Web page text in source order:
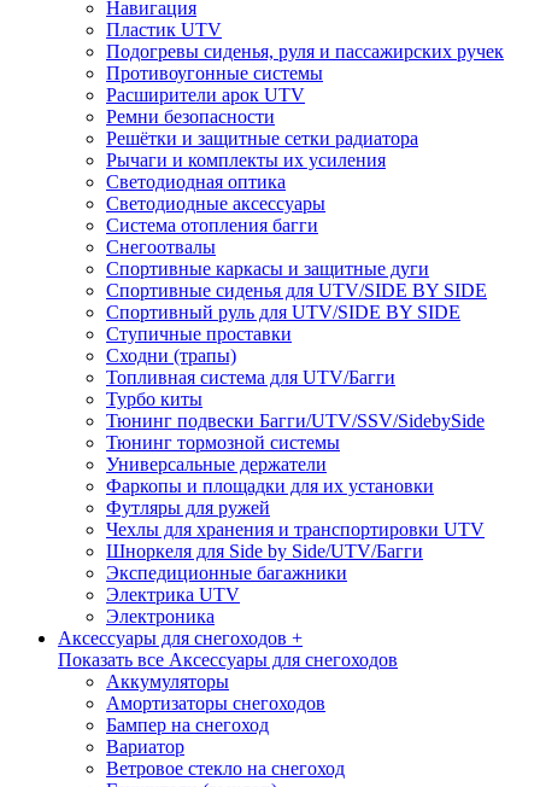
Навигация
Пластик UTV
Подогревы сиденья, руля и пассажирских ручек
Противоугонные системы
Расширители арок UTV
Ремни безопасности
Решётки и защитные сетки радиатора
Рычаги и комплекты их усиления
Светодиодная оптика
Светодиодные аксессуары
Система отопления багги
Снегоотвалы
Спортивные каркасы и защитные дуги
Спортивные сиденья для UTV/SIDE BY SIDE
Спортивный руль для UTV/SIDE BY SIDE
Ступичные проставки
Сходни (трапы)
Топливная система для UTV/Багги
Турбо киты
Тюнинг подвески Багги/UTV/SSV/SidebySide
Тюнинг тормозной системы
Универсальные держатели
Фаркопы и площадки для их установки
Футляры для ружей
Чехлы для хранения и транспортировки UTV
Шноркеля для Side by Side/UTV/Багги
Экспедиционные багажники
Электрика UTV
Электроника
Аксессуары для снегоходов +
Показать все Аксессуары для снегоходов
Аккумуляторы
Амортизаторы снегоходов
Бампер на снегоход
Вариатор
Ветровое стекло на снегоход